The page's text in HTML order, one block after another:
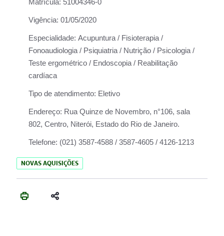
Matrícula: 51004346-0
Vigência: 01/05/2020
Especialidade: Acupuntura / Fisioterapia /
Fonoaudiologia / Psiquiatria / Nutrição / Psicologia /
Teste ergométrico / Endoscopia / Reabilitação
cardíaca
Tipo de atendimento: Eletivo
Endereço: Rua Quinze de Novembro, n°106, sala
802, Centro, Niterói, Estado do Rio de Janeiro.
Telefone: (021) 3587-4588 / 3587-4605 / 4126-1213
NOVAS AQUISIÇÕES